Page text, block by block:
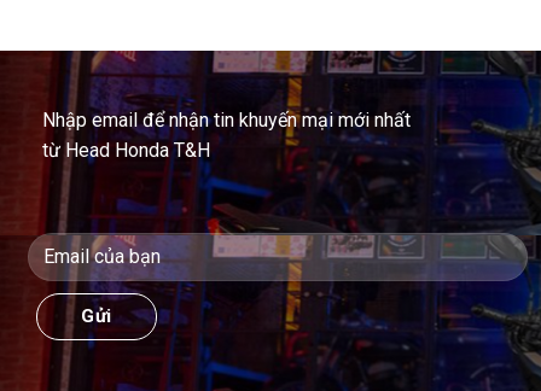
Nhập email để nhận tin khuyến mại mới nhất
từ Head Honda T&H